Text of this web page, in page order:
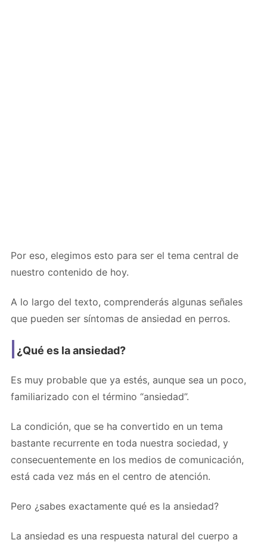
Por eso, elegimos esto para ser el tema central de
nuestro contenido de hoy.
A lo largo del texto, comprenderás algunas señales
que pueden ser síntomas de ansiedad en perros.
¿Qué es la ansiedad?
Es muy probable que ya estés, aunque sea un poco,
familiarizado con el término “ansiedad”.
La condición, que se ha convertido en un tema
bastante recurrente en toda nuestra sociedad, y
consecuentemente en los medios de comunicación,
está cada vez más en el centro de atención.
Pero ¿sabes exactamente qué es la ansiedad?
La ansiedad es una respuesta natural del cuerpo a